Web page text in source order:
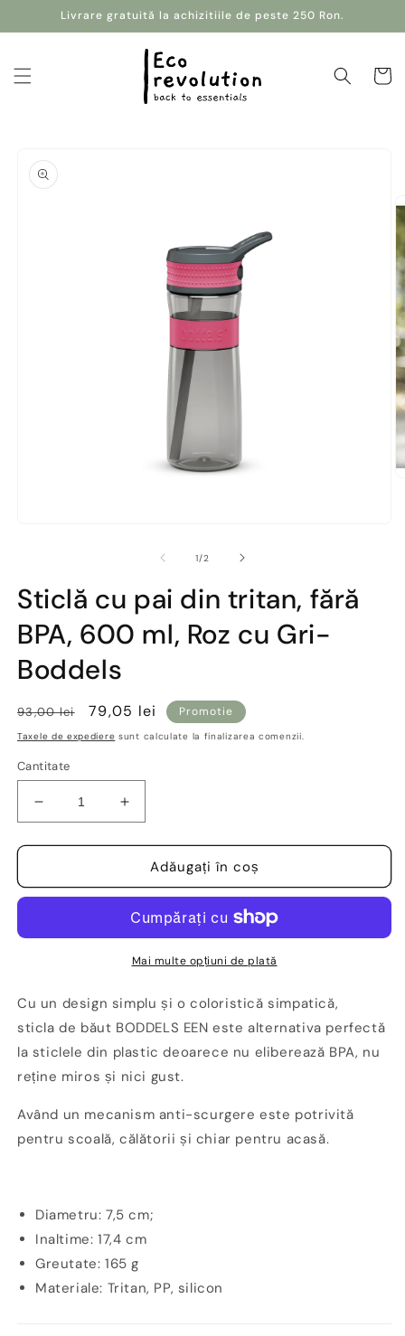
Salt la
conținut
Livrare gratuită la achizitiile de peste 250 Ron.
Coș
informațiile
despre
produs
o
fereastră
modală
1/din
2
Sticlă cu pai din tritan, fără
BPA, 600 ml, Roz cu Gri-
Boddels
Preț
obișnuit
93,00 lei
Preț
redus
79,05 lei Promotie
Taxele de expediere sunt calculate la finalizarea comenzii.
Cantitate
Reduceți
cantitatea
pentru
cu
tritan,
600
ml,
Roz
cu
Gri-
Creșteți
cantitatea
pentru
Sticlă
cu
din
tritan,
fără
600
ml,
Roz
cu
Gri-
Adăugați în coș
Mai multe opțiuni de plată
Cu un design simplu și o coloristică simpatică,
sticla de băut BODDELS EEN este alternativa perfectă
la sticlele din plastic deoarece nu eliberează BPA, nu
reține miros și nici gust.
Având un mecanism anti-scurgere este potrivită
pentru scoală, călătorii și chiar pentru acasă.
Diametru: 7,5 cm;
Inaltime: 17,4 cm
Greutate: 165 g
Materiale: Tritan, PP, silicon